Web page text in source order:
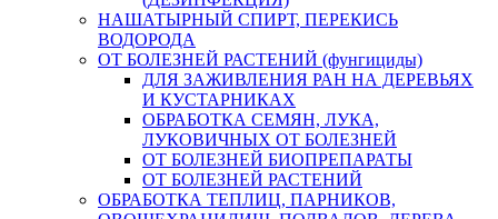
НАШАТЫРНЫЙ СПИРТ, ПЕРЕКИСЬ
ВОДОРОДА
ОТ БОЛЕЗНЕЙ РАСТЕНИЙ (фунгициды)
ДЛЯ ЗАЖИВЛЕНИЯ РАН НА ДЕРЕВЬЯХ
И КУСТАРНИКАХ
ОБРАБОТКА СЕМЯН, ЛУКА,
ЛУКОВИЧНЫХ ОТ БОЛЕЗНЕЙ
ОТ БОЛЕЗНЕЙ БИОПРЕПАРАТЫ
ОТ БОЛЕЗНЕЙ РАСТЕНИЙ
ОБРАБОТКА ТЕПЛИЦ, ПАРНИКОВ,